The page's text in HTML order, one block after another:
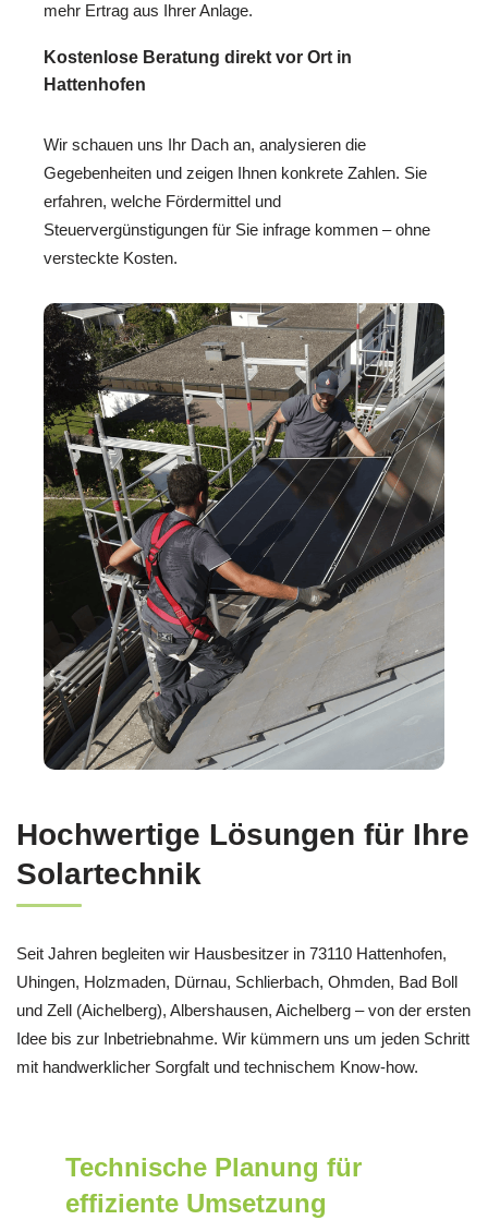
mehr Ertrag aus Ihrer Anlage.
Kostenlose Beratung direkt vor Ort in
Hattenhofen
Wir schauen uns Ihr Dach an, analysieren die
Gegebenheiten und zeigen Ihnen konkrete Zahlen. Sie
erfahren, welche Fördermittel und
Steuervergünstigungen für Sie infrage kommen – ohne
versteckte Kosten.
Hochwertige Lösungen für Ihre
Solartechnik
Seit Jahren begleiten wir Hausbesitzer in 73110 Hattenhofen,
Uhingen, Holzmaden, Dürnau, Schlierbach, Ohmden, Bad Boll
und Zell (Aichelberg), Albershausen, Aichelberg – von der ersten
Idee bis zur Inbetriebnahme. Wir kümmern uns um jeden Schritt
mit handwerklicher Sorgfalt und technischem Know-how.
Technische Planung für
effiziente Umsetzung